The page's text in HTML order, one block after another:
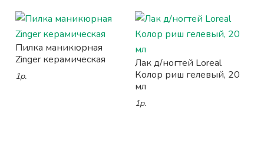
Пилка маникюрная
Zinger керамическая
1р.
Лак д/ногтей Loreal
Колор риш гелевый, 20
мл
1р.